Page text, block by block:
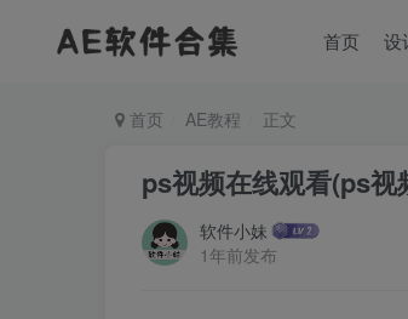
首页 设
首页 AE教程 正文
ps视频在线观看(ps视
软件小妹
1年前发布